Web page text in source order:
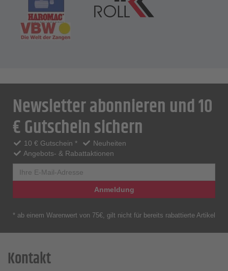
Newsletter abonnieren und 10
€ Gutschein sichern
10 € Gutschein *
Neuheiten
Angebots- & Rabattaktionen
Anmeldung
* ab einem Warenwert von 75€, gilt nicht für bereits rabattierte Artikel
Kontakt